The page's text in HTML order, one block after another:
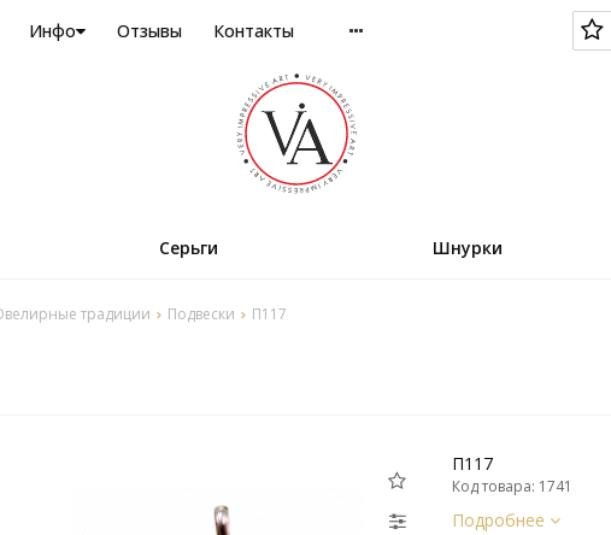
Инфо Отзывы Контакты
Серьги Шнурки
традиции Подвески П117
П117
Код товара: 1741
Подробнее